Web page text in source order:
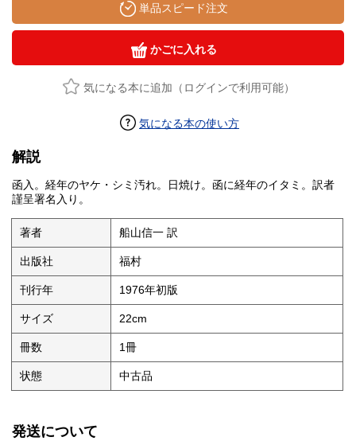
単品スピード注文
かごに入れる
気になる本に追加（ログインで利用可能）
気になる本の使い方
解説
函入。経年のヤケ・シミ汚れ。日焼け。函に経年のイタミ。訳者
謹呈署名入り。
著者 船山信一 訳
出版社 福村
刊行年 1976年初版
サイズ 22cm
冊数 1冊
状態 中古品
発送について